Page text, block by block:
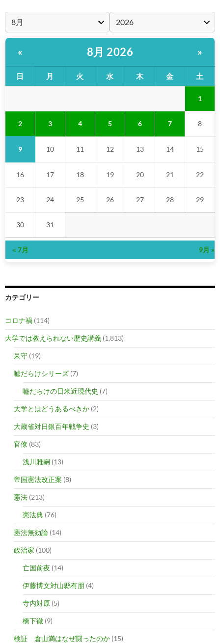
« 8月 2026 »
日 月 火 水 木 金 土
1
2 3 4 5 6 7 8
9 10 11 12 13 14 15
16 17 18 19 20 21 22
23 24 25 26 27 28 29
30 31
« 7月 9月 »
カテゴリー
コロナ禍 (114)
大学では教えられない歴史講義 (1,813)
呆守 (19)
嘘だらけシリーズ (7)
嘘だらけの日米近現代史 (7)
大学とはどうあるべきか (2)
大蔵省対日銀百年戦争史 (3)
官僚 (83)
浅川雅嗣 (13)
帝国憲法改正案 (8)
憲法 (213)
憲法典 (76)
憲法無効論 (14)
政治家 (100)
亡国前夜 (14)
伊藤博文対山縣有朋 (4)
寺内対原 (5)
橋下徹 (9)
検証 倉山満はなぜ闘ったのか (15)